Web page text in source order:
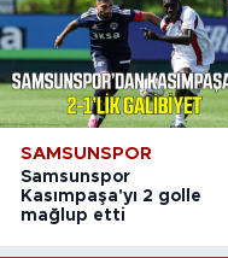
SAMSUNSPOR
Samsunspor
Kasımpaşa'yı 2 golle
mağlup etti